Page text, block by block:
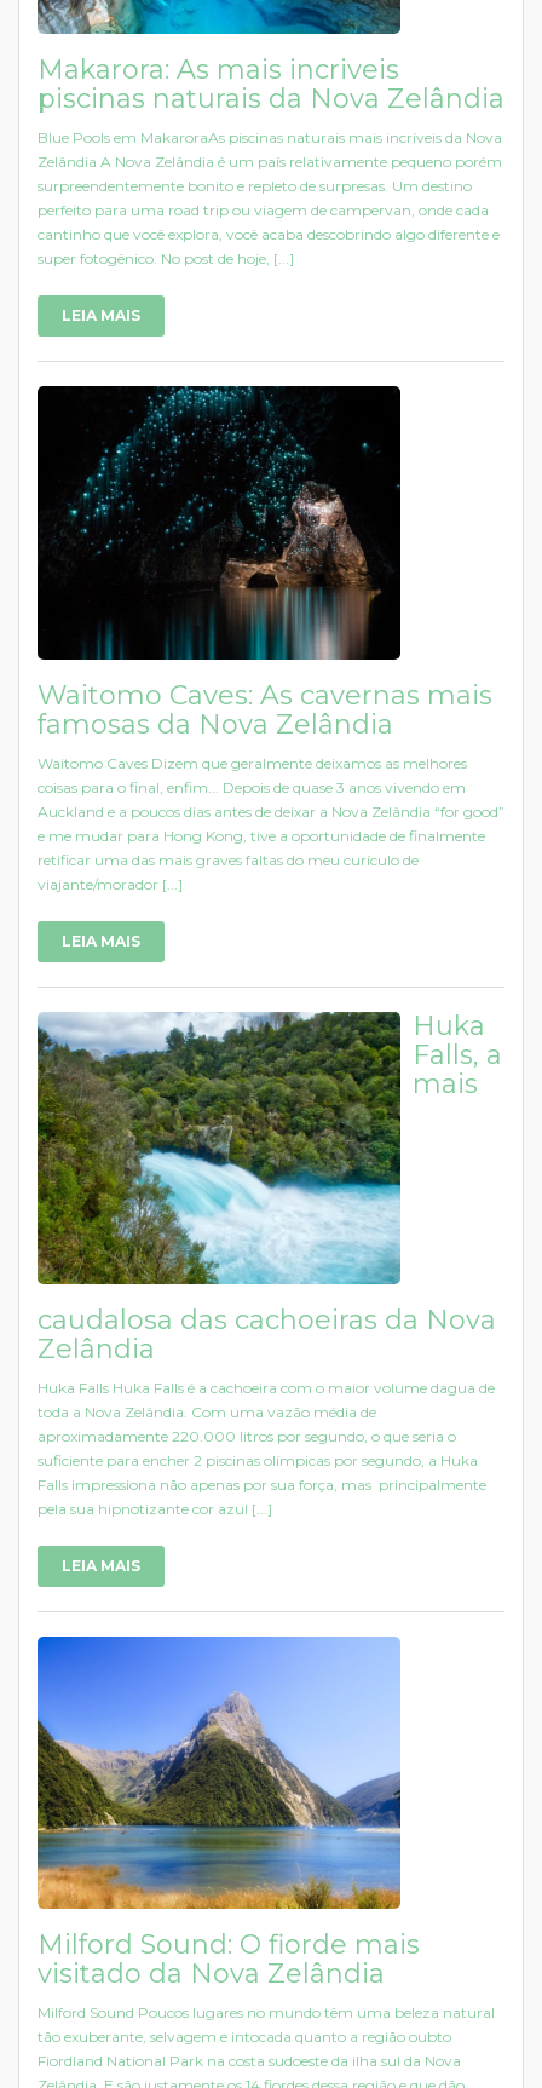
Makarora: As mais incriveis
piscinas naturais da Nova Zelândia
Blue Pools em MakaroraAs piscinas naturais mais incríveis da Nova
Zelândia A Nova Zelândia é um país relativamente pequeno porém
surpreendentemente bonito e repleto de surpresas. Um destino
perfeito para uma road trip ou viagem de campervan, onde cada
cantinho que você explora, você acaba descobrindo algo diferente e
super fotogênico. No post de hoje, [...]
LEIA MAIS
Waitomo Caves: As cavernas mais
famosas da Nova Zelândia
Waitomo Caves Dizem que geralmente deixamos as melhores
coisas para o final, enfim... Depois de quase 3 anos vivendo em
Auckland e a poucos dias antes de deixar a Nova Zelândia “for good”
e me mudar para Hong Kong, tive a oportunidade de finalmente
retificar uma das mais graves faltas do meu curículo de
viajante/morador [...]
LEIA MAIS
Huka
Falls, a
mais
caudalosa das cachoeiras da Nova
Zelândia
Huka Falls Huka Falls é a cachoeira com o maior volume dagua de
toda a Nova Zelândia. Com uma vazão média de
aproximadamente 220.000 litros por segundo, o que seria o
suficiente para encher 2 piscinas olímpicas por segundo, a Huka
Falls impressiona não apenas por sua força, mas principalmente
pela sua hipnotizante cor azul [...]
LEIA MAIS
Milford Sound: O fiorde mais
visitado da Nova Zelândia
Milford Sound Poucos lugares no mundo têm uma beleza natural
tão exuberante, selvagem e intocada quanto a região oubto
Fiordland National Park na costa sudoeste da ilha sul da Nova